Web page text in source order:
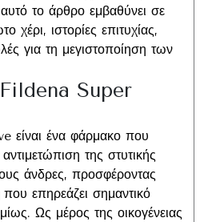
το άρθρο εμβαθύνει σε
ιστορίες επιτυχίας,
για τη μεγιστοποίηση των
Super
είναι ένα φάρμακο που
της στυτικής
άνδρες, προσφέροντας
επηρεάζει σημαντικό
Ως μέρος της οικογένειας